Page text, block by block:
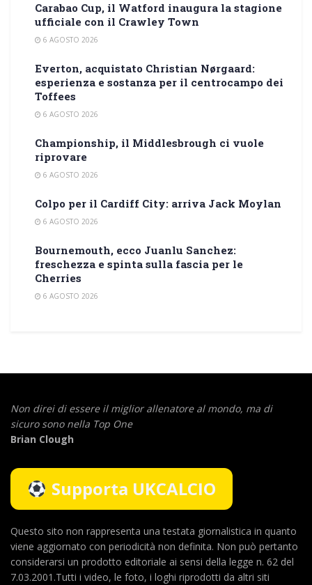
Carabao Cup, il Watford inaugura la stagione
ufficiale con il Crawley Town
6 AGOSTO 2026
Everton, acquistato Christian Nørgaard:
esperienza e sostanza per il centrocampo dei
Toffees
6 AGOSTO 2026
Championship, il Middlesbrough ci vuole
riprovare
6 AGOSTO 2026
Colpo per il Cardiff City: arriva Jack Moylan
6 AGOSTO 2026
Bournemouth, ecco Juanlu Sanchez:
freschezza e spinta sulla fascia per le
Cherries
6 AGOSTO 2026
Non direi di essere il miglior allenatore al mondo, ma di
sicuro sono nella Top One
Brian Clough
Supporta UKCALCIO
Questo sito non rappresenta una testata giornalistica in quanto
viene aggiornato con periodicità non definita. Non può pertanto
considerarsi un prodotto editoriale ai sensi della legge n. 62 del
7.03.2001.Tutti i video, le foto, i loghi riprodotti da altri siti